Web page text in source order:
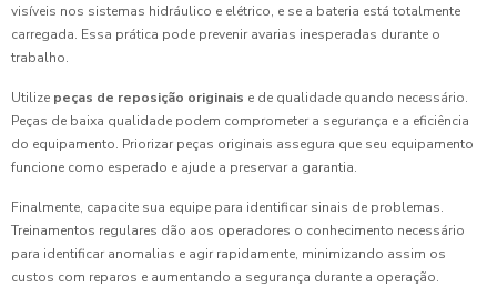
visíveis nos sistemas hidráulico e elétrico, e se a bateria está totalmente
carregada. Essa prática pode prevenir avarias inesperadas durante o
trabalho.
Utilize peças de reposição originais e de qualidade quando necessário.
Peças de baixa qualidade podem comprometer a segurança e a eficiência
do equipamento. Priorizar peças originais assegura que seu equipamento
funcione como esperado e ajude a preservar a garantia.
Finalmente, capacite sua equipe para identificar sinais de problemas.
Treinamentos regulares dão aos operadores o conhecimento necessário
para identificar anomalias e agir rapidamente, minimizando assim os
custos com reparos e aumentando a segurança durante a operação.